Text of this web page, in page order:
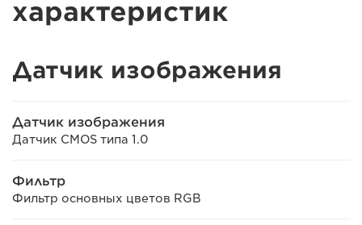
характеристик
Датчик изображения
Датчик изображения
Датчик CMOS типа 1.0
Фильтр
Фильтр основных цветов RGB